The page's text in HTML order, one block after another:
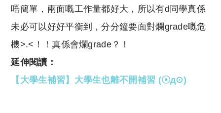
唔簡單，兩面嘅工作量都好大，所以有d同學真係
未必可以好好平衡到，分分鐘要面對爛grade嘅危
機>.<！！真係會爛grade？！
延伸閱讀：
【大學生補習】大學生也離不開補習 (☉д⊙)